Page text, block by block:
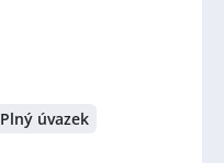
Plný úvazek